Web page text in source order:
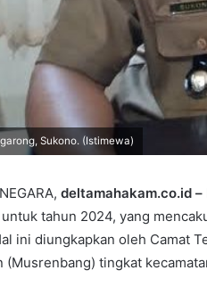
Sukono. (Istimewa)
deltamahakam.co.id –
tahun 2024, yang
ini diungkapkan oleh Camat
(Musrenbang) tingkat